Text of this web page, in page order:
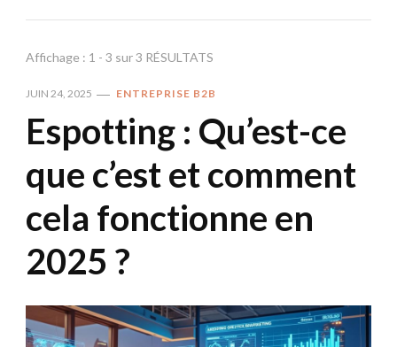
Affichage : 1 - 3 sur 3 RÉSULTATS
JUIN 24, 2025 ENTREPRISE B2B
Espotting : Qu’est-ce
que c’est et comment
cela fonctionne en
2025 ?